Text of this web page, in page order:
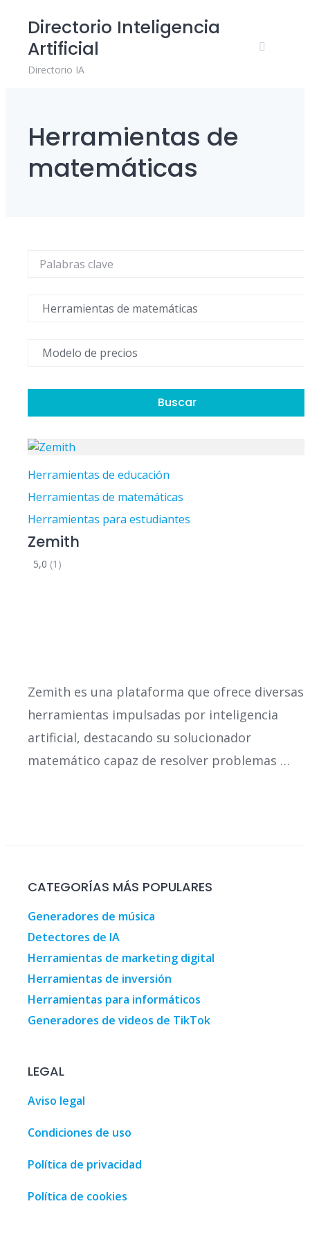
content
Directorio Inteligencia
Artificial
Directorio IA
Herramientas de
matemáticas
Buscar
Herramientas de educación
Herramientas de matemáticas
Herramientas para estudiantes
Zemith
5,0 (1)
Zemith es una plataforma que ofrece diversas
herramientas impulsadas por inteligencia
artificial, destacando su solucionador
matemático capaz de resolver problemas …
CATEGORÍAS MÁS POPULARES
Generadores de música
Detectores de IA
Herramientas de marketing digital
Herramientas de inversión
Herramientas para informáticos
Generadores de videos de TikTok
LEGAL
Aviso legal
Condiciones de uso
Política de privacidad
Política de cookies